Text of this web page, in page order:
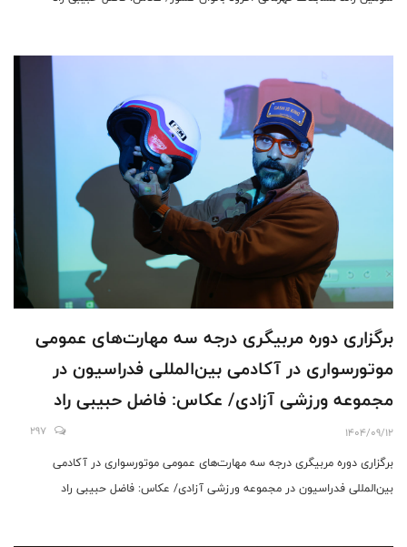
برگزاری دوره مربیگری درجه سه مهارت‌های عمومی
موتورسواری در آکادمی بین‌المللی فدراسیون در
مجموعه ورزشی آزادی/ عکاس: فاضل حبیبی راد
1404/09/12
297
برگزاری دوره مربیگری درجه سه مهارت‌های عمومی موتورسواری در آکادمی
بین‌المللی فدراسیون در مجموعه ورزشی آزادی/ عکاس: فاضل حبیبی راد